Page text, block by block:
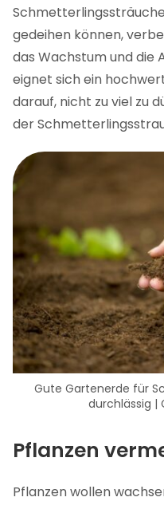
gedeihen können,
das Wachstum und die
eignet sich ein
darauf, nicht zu viel zu
der
Gute Gartenerde für
durchlässig |
Pflanzen
Pflanzen wollen